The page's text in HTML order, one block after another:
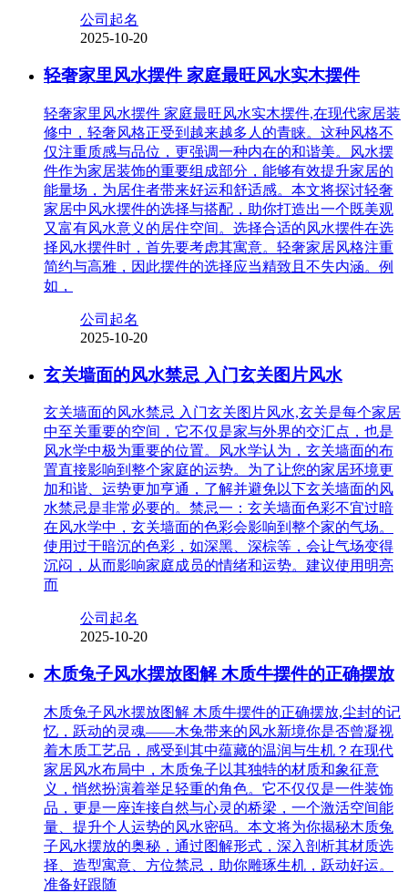
公司起名
2025-10-20
轻奢家里风水摆件 家庭最旺风水实木摆件
轻奢家里风水摆件 家庭最旺风水实木摆件,在现代家居装
修中，轻奢风格正受到越来越多人的青睐。这种风格不
仅注重质感与品位，更强调一种内在的和谐美。风水摆
件作为家居装饰的重要组成部分，能够有效提升家居的
能量场，为居住者带来好运和舒适感。本文将探讨轻奢
家居中风水摆件的选择与搭配，助你打造出一个既美观
又富有风水意义的居住空间。选择合适的风水摆件在选
择风水摆件时，首先要考虑其寓意。轻奢家居风格注重
简约与高雅，因此摆件的选择应当精致且不失内涵。例
如，
公司起名
2025-10-20
玄关墙面的风水禁忌 入门玄关图片风水
玄关墙面的风水禁忌 入门玄关图片风水,玄关是每个家居
中至关重要的空间，它不仅是家与外界的交汇点，也是
风水学中极为重要的位置。风水学认为，玄关墙面的布
置直接影响到整个家庭的运势。为了让您的家居环境更
加和谐、运势更加亨通，了解并避免以下玄关墙面的风
水禁忌是非常必要的。禁忌一：玄关墙面色彩不宜过暗
在风水学中，玄关墙面的色彩会影响到整个家的气场。
使用过于暗沉的色彩，如深黑、深棕等，会让气场变得
沉闷，从而影响家庭成员的情绪和运势。建议使用明亮
而
公司起名
2025-10-20
木质兔子风水摆放图解 木质牛摆件的正确摆放
木质兔子风水摆放图解 木质牛摆件的正确摆放,尘封的记
忆，跃动的灵魂——木兔带来的风水新境你是否曾凝视
着木质工艺品，感受到其中蕴藏的温润与生机？在现代
家居风水布局中，木质兔子以其独特的材质和象征意
义，悄然扮演着举足轻重的角色。它不仅仅是一件装饰
品，更是一座连接自然与心灵的桥梁，一个激活空间能
量、提升个人运势的风水密码。本文将为你揭秘木质兔
子风水摆放的奥秘，通过图解形式，深入剖析其材质选
择、造型寓意、方位禁忌，助你雕琢生机，跃动好运。
准备好跟随